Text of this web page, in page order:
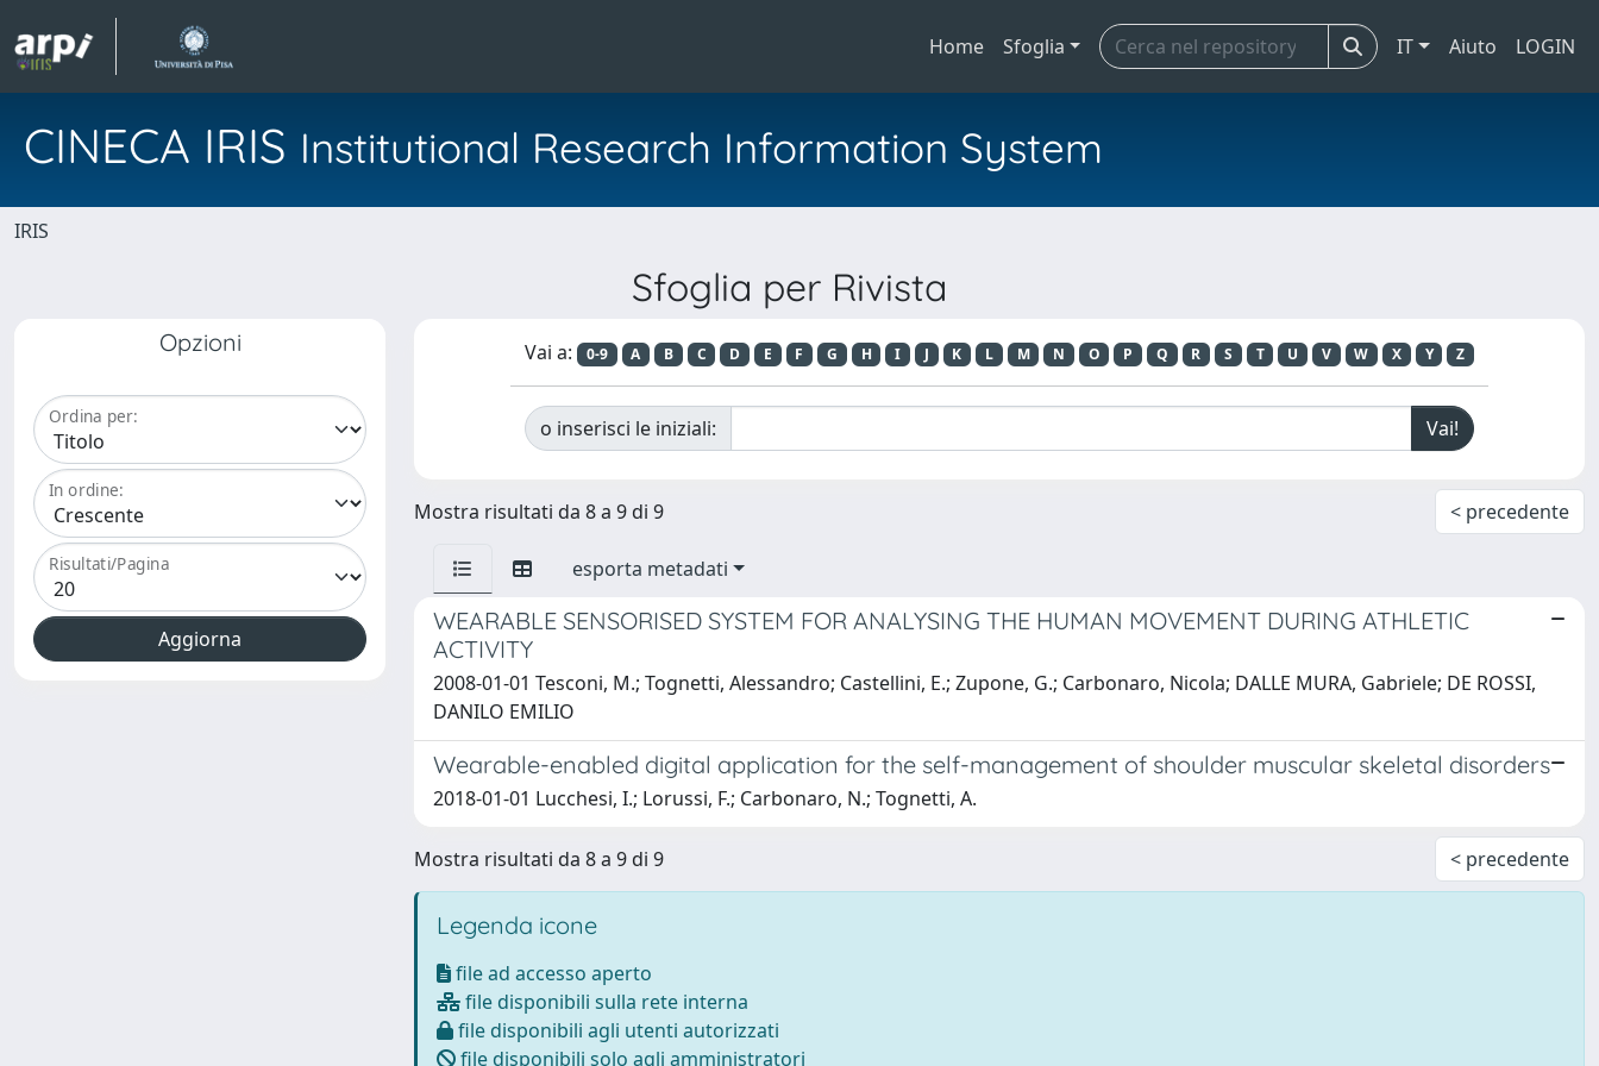
Home Sfoglia IT Aiuto LOGIN
CINECA IRIS Institutional Research Information System
IRIS
Sfoglia per Rivista
Opzioni
Ordina per:
In ordine:
Risultati/Pagina
Vai a: 0-9 A B C D E F G H I J K L M N O P Q R S T U V W X Y Z
o inserisci le iniziali:
Mostra risultati da 8 a 9 di 9 < precedente
esporta metadati
WEARABLE SENSORISED SYSTEM FOR ANALYSING THE HUMAN MOVEMENT DURING ATHLETIC
ACTIVITY
2008-01-01 Tesconi, M.; Tognetti, Alessandro; Castellini, E.; Zupone, G.; Carbonaro, Nicola; DALLE MURA, Gabriele; DE ROSSI,
DANILO EMILIO
Wearable-enabled digital application for the self-management of shoulder muscular skeletal disorders
2018-01-01 Lucchesi, I.; Lorussi, F.; Carbonaro, N.; Tognetti, A.
Mostra risultati da 8 a 9 di 9 < precedente
Legenda icone
file ad accesso aperto
file disponibili sulla rete interna
file disponibili agli utenti autorizzati
file disponibili solo agli amministratori